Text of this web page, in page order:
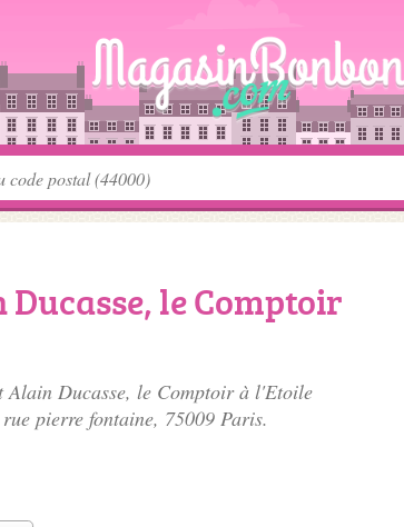
le Comptoir
Alain Ducasse, le Comptoir à l'Etoile
rue pierre fontaine, 75009 Paris.